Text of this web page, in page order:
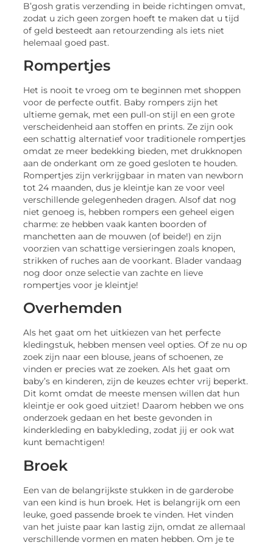
B’gosh gratis verzending in beide richtingen omvat,
zodat u zich geen zorgen hoeft te maken dat u tijd
of geld besteedt aan retourzending als iets niet
helemaal goed past.
Rompertjes
Het is nooit te vroeg om te beginnen met shoppen
voor de perfecte outfit. Baby rompers zijn het
ultieme gemak, met een pull-on stijl en een grote
verscheidenheid aan stoffen en prints. Ze zijn ook
een schattig alternatief voor traditionele rompertjes
omdat ze meer bedekking bieden, met drukknopen
aan de onderkant om ze goed gesloten te houden.
Rompertjes zijn verkrijgbaar in maten van newborn
tot 24 maanden, dus je kleintje kan ze voor veel
verschillende gelegenheden dragen. Alsof dat nog
niet genoeg is, hebben rompers een geheel eigen
charme: ze hebben vaak kanten boorden of
manchetten aan de mouwen (of beide!) en zijn
voorzien van schattige versieringen zoals knopen,
strikken of ruches aan de voorkant. Blader vandaag
nog door onze selectie van zachte en lieve
rompertjes voor je kleintje!
Overhemden
Als het gaat om het uitkiezen van het perfecte
kledingstuk, hebben mensen veel opties. Of ze nu op
zoek zijn naar een blouse, jeans of schoenen, ze
vinden er precies wat ze zoeken. Als het gaat om
baby’s en kinderen, zijn de keuzes echter vrij beperkt.
Dit komt omdat de meeste mensen willen dat hun
kleintje er ook goed uitziet! Daarom hebben we ons
onderzoek gedaan en het beste gevonden in
kinderkleding en babykleding, zodat jij er ook wat
kunt bemachtigen!
Broek
Een van de belangrijkste stukken in de garderobe
van een kind is hun broek. Het is belangrijk om een ​​
leuke, goed passende broek te vinden. Het vinden
van het juiste paar kan lastig zijn, omdat ze allemaal
verschillende vormen en maten hebben. Om je te